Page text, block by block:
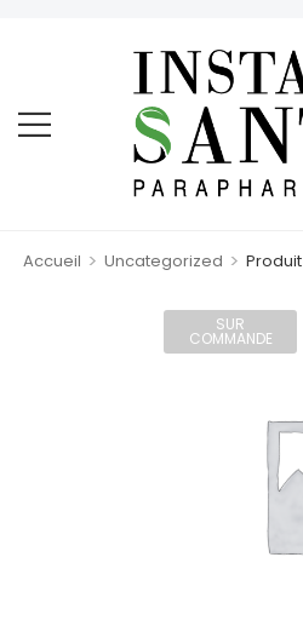
Accueil > Uncategorized > Produit
SUR
COMMANDE